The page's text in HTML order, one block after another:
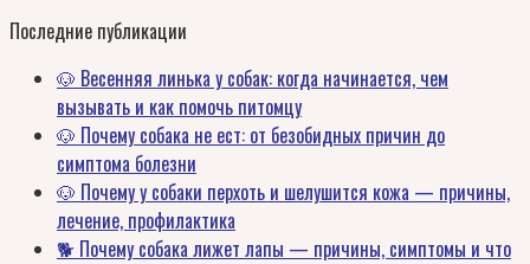
Последние публикации
🐶 Весенняя линька у собак: когда начинается, чем
вызывать и как помочь питомцу
🐶 Почему собака не ест: от безобидных причин до
симптома болезни
🐶 Почему у собаки перхоть и шелушится кожа — причины,
лечение, профилактика
🐕 Почему собака лижет лапы — причины, симптомы и что